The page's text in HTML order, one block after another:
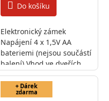
Do košíku
Elektronický zámek
Napájení 4 x 1,5V AA
bateriemi (nejsou součástí
balení) Vhod ve dveřích
Jednoplášťový sejf
+ Dárek
zdarma